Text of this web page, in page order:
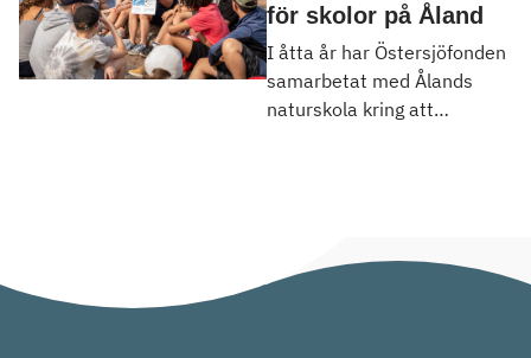
Östersjön i
sommar. Läs
hela texten
nedan. Artikeln
som pdf:
sommar
för skolor på Åland
I åtta år har Östersjöfonden
samarbetat med Ålands
naturskola kring att
Östersjöfondens klasser.